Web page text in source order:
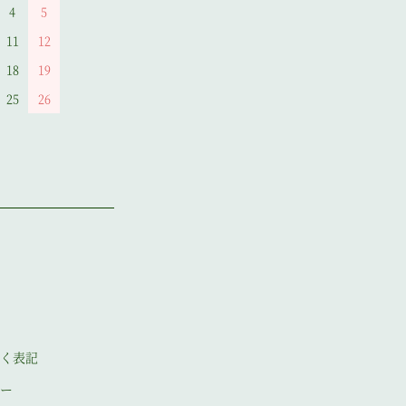
4
5
11
12
18
19
25
26
表記